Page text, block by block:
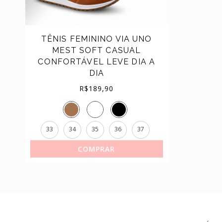
TÊNIS FEMININO VIA UNO
MEST SOFT CASUAL
CONFORTÁVEL LEVE DIA A
DIA
R$189,90
33 34 35 36 37
COMPRAR